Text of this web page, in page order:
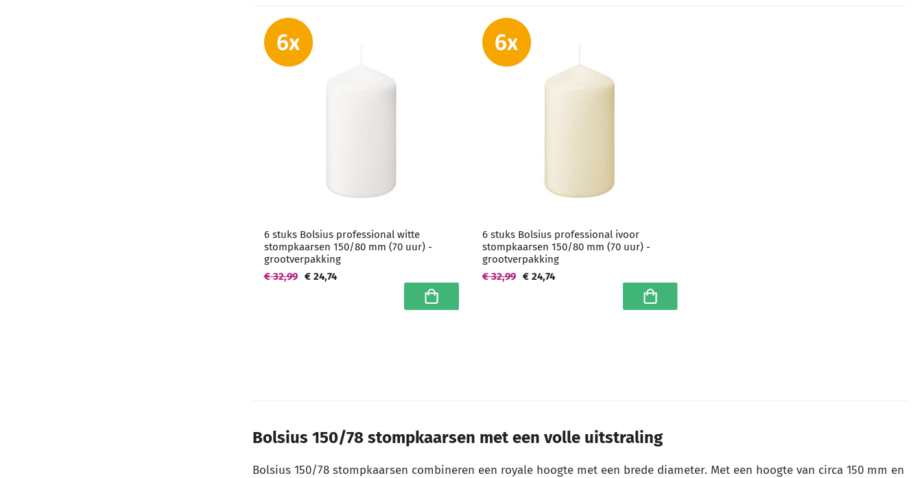
6 stuks Bolsius professional witte
stompkaarsen 150/80 mm (70 uur) -
grootverpakking
€ 24,74
€ 32,99
In winkelwagen
6 stuks Bolsius professional ivoor
stompkaarsen 150/80 mm (70 uur) -
grootverpakking
€ 24,74
€ 32,99
In winkelwagen
Bolsius 150/78 stompkaarsen met een volle uitstraling
Bolsius 150/78 stompkaarsen combineren een royale hoogte met een brede diameter. Met een hoogte van circa 150 mm en